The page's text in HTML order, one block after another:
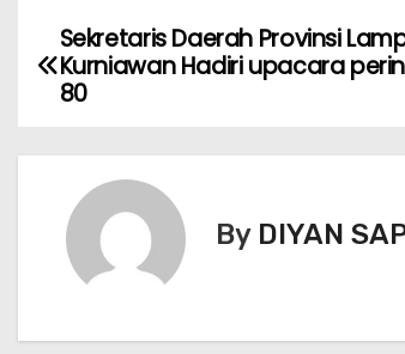
Sekretaris Daerah Provinsi
Kurniawan Hadiri upacara
80
By DIYAN